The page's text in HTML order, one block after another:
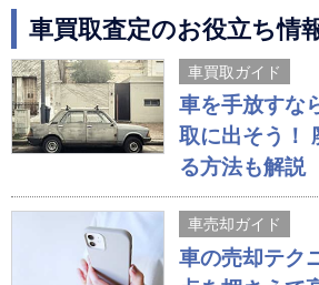
車買取査定のお役立ち情
車買取ガイド
車を手放すな
取に出そう！
る方法も解説
車売却ガイド
車の売却テク